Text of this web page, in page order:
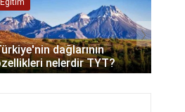
Eğitim
dağlarının
nelerdir TYT?
›